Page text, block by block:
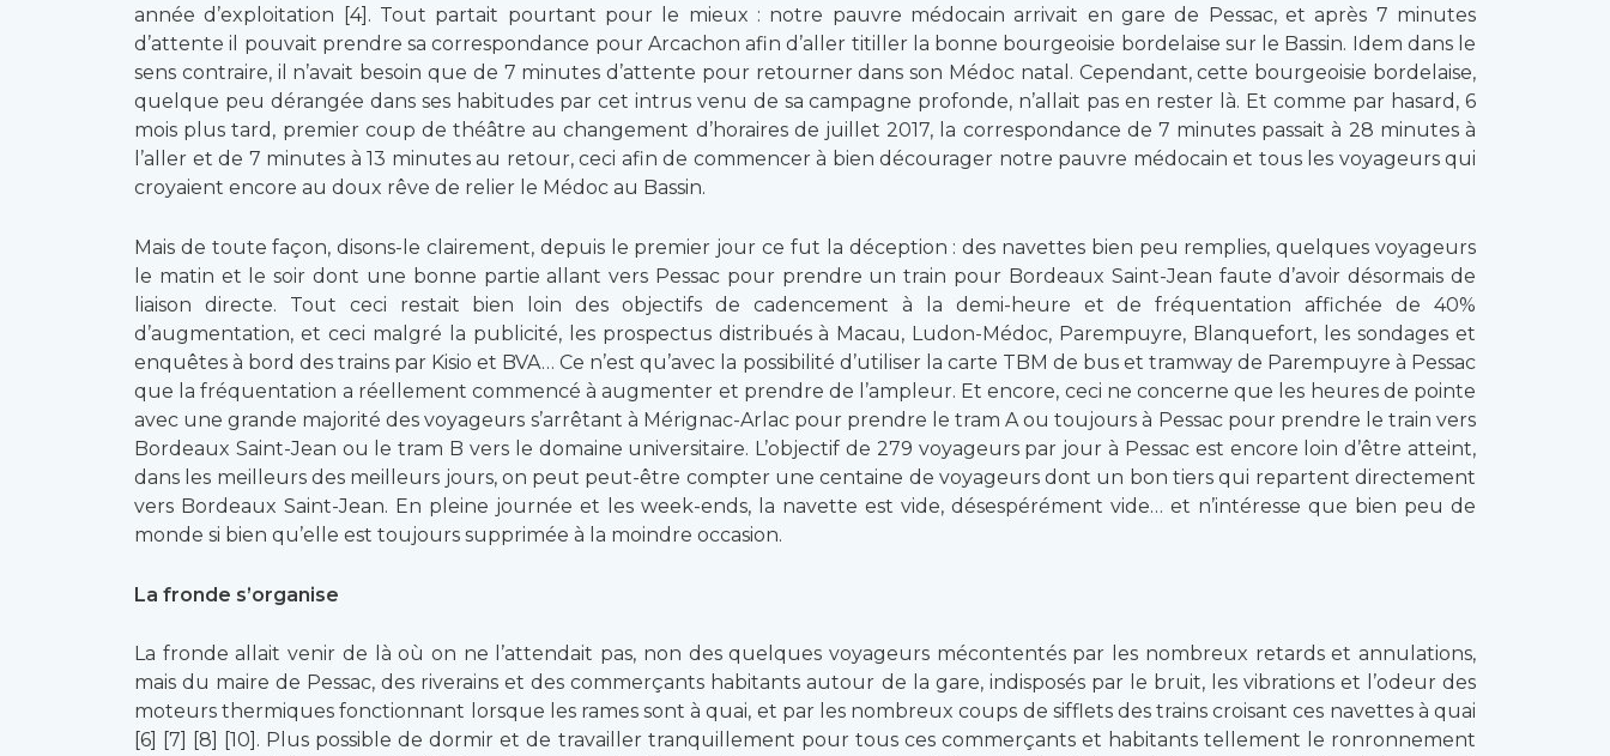
année d’exploitation [4]. Tout partait pourtant pour le mieux : notre pauvre médocain arrivait en gare de Pessac, et après 7 minutes
d’attente il pouvait prendre sa correspondance pour Arcachon afin d’aller titiller la bonne bourgeoisie bordelaise sur le Bassin. Idem dans le
sens contraire, il n’avait besoin que de 7 minutes d’attente pour retourner dans son Médoc natal. Cependant, cette bourgeoisie bordelaise,
quelque peu dérangée dans ses habitudes par cet intrus venu de sa campagne profonde, n’allait pas en rester là. Et comme par hasard, 6
mois plus tard, premier coup de théâtre au changement d’horaires de juillet 2017, la correspondance de 7 minutes passait à 28 minutes à
l’aller et de 7 minutes à 13 minutes au retour, ceci afin de commencer à bien décourager notre pauvre médocain et tous les voyageurs qui
croyaient encore au doux rêve de relier le Médoc au Bassin.
Mais de toute façon, disons-le clairement, depuis le premier jour ce fut la déception : des navettes bien peu remplies, quelques voyageurs
le matin et le soir dont une bonne partie allant vers Pessac pour prendre un train pour Bordeaux Saint-Jean faute d’avoir désormais de
liaison directe. Tout ceci restait bien loin des objectifs de cadencement à la demi-heure et de fréquentation affichée de 40%
d’augmentation, et ceci malgré la publicité, les prospectus distribués à Macau, Ludon-Médoc, Parempuyre, Blanquefort, les sondages et
enquêtes à bord des trains par Kisio et BVA… Ce n’est qu’avec la possibilité d’utiliser la carte TBM de bus et tramway de Parempuyre à Pessac
que la fréquentation a réellement commencé à augmenter et prendre de l’ampleur. Et encore, ceci ne concerne que les heures de pointe
avec une grande majorité des voyageurs s’arrêtant à Mérignac-Arlac pour prendre le tram A ou toujours à Pessac pour prendre le train vers
Bordeaux Saint-Jean ou le tram B vers le domaine universitaire. L’objectif de 279 voyageurs par jour à Pessac est encore loin d’être atteint,
dans les meilleurs des meilleurs jours, on peut peut-être compter une centaine de voyageurs dont un bon tiers qui repartent directement
vers Bordeaux Saint-Jean. En pleine journée et les week-ends, la navette est vide, désespérément vide… et n’intéresse que bien peu de
monde si bien qu’elle est toujours supprimée à la moindre occasion.
La fronde s’organise
La fronde allait venir de là où on ne l’attendait pas, non des quelques voyageurs mécontentés par les nombreux retards et annulations,
mais du maire de Pessac, des riverains et des commerçants habitants autour de la gare, indisposés par le bruit, les vibrations et l’odeur des
moteurs thermiques fonctionnant lorsque les rames sont à quai, et par les nombreux coups de sifflets des trains croisant ces navettes à quai
[6] [7] [8] [10]. Plus possible de dormir et de travailler tranquillement pour tous ces commerçants et habitants tellement le ronronnement